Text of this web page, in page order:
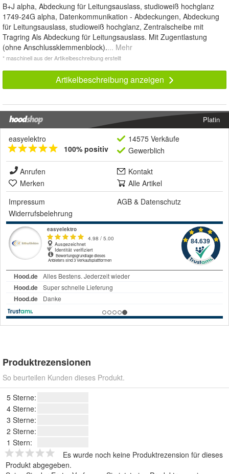
B+J alpha, Abdeckung für Leitungsauslass, studioweiß hochglanz
1749-24G alpha, Datenkommunikation - Abdeckungen, Abdeckung
für Leitungsauslass, studioweiß hochglanz, Zentralscheibe mit
Tragring Als Abdeckung für Leitungsauslass. Mit Zugentlastung
(ohne Anschlussklemmenblock).... Mehr
* maschinell aus der Artikelbeschreibung erstellt
Artikelbeschreibung anzeigen
Platin
easyelektro
100% positiv
14575 Verkäufe
Gewerblich
Anrufen
Kontakt
Merken
Alle Artikel
Impressum
AGB & Datenschutz
Widerrufsbelehrung
Produktrezensionen
So beurteilen Kunden dieses Produkt.
5 Sterne:
4 Sterne:
3 Sterne:
2 Sterne:
1 Stern:
Es wurde noch keine Produktrezension für dieses
Produkt abgegeben.